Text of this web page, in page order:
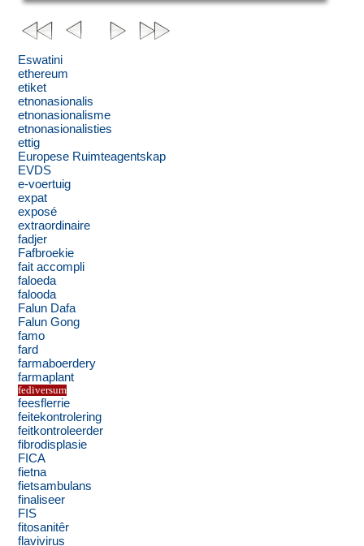
Eswatini
ethereum
etiket
etnonasionalis
etnonasionalisme
etnonasionalisties
ettig
Europese Ruimteagentskap
EVDS
e-voertuig
expat
exposé
extraordinaire
fadjer
Fafbroekie
fait accompli
faloeda
falooda
Falun Dafa
Falun Gong
famo
fard
farmaboerdery
farmaplant
fediversum
feesflerrie
feitekontrolering
feitkontroleerder
fibrodisplasie
FICA
fietna
fietsambulans
finaliseer
FIS
fitosanitêr
flavivirus